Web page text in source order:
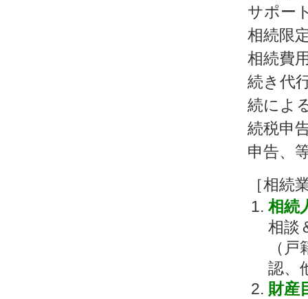
サポー
相続限
相続費
続き代
続によ
続税申
申告、
［相続
相続
相談
（
認、
財産